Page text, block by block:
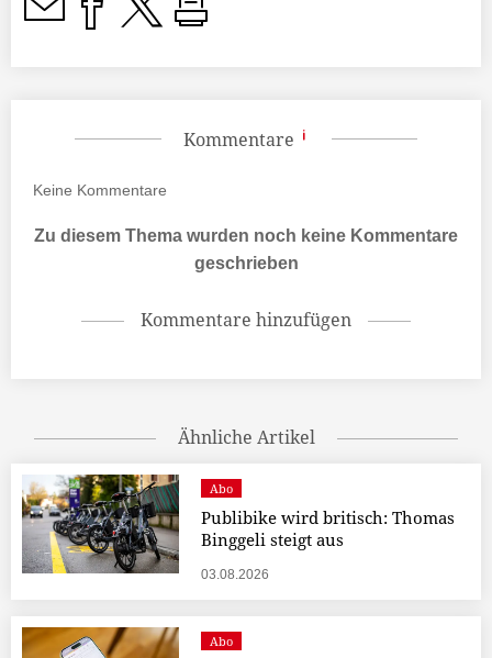
Kommentare
Keine Kommentare
Zu diesem Thema wurden noch keine Kommentare
geschrieben
Kommentare hinzufügen
Ähnliche Artikel
Abo
Publibike wird britisch: Thomas
Binggeli steigt aus
03.08.2026
Abo